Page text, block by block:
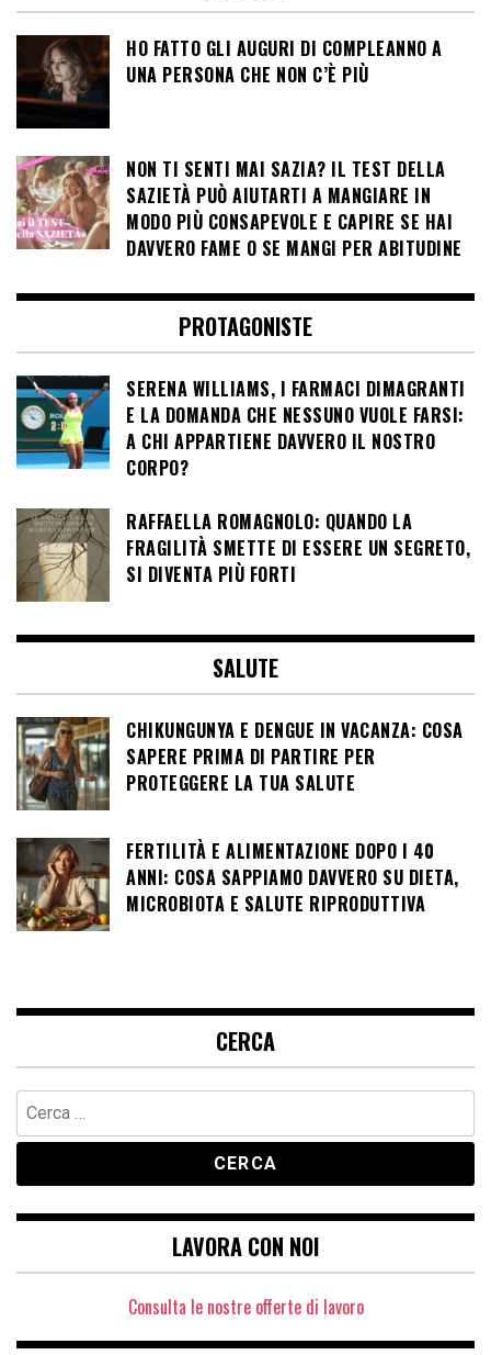
HO FATTO GLI AUGURI DI COMPLEANNO A
UNA PERSONA CHE NON C’È PIÙ
NON TI SENTI MAI SAZIA? IL TEST DELLA
SAZIETÀ PUÒ AIUTARTI A MANGIARE IN
MODO PIÙ CONSAPEVOLE E CAPIRE SE HAI
DAVVERO FAME O SE MANGI PER ABITUDINE
PROTAGONISTE
SERENA WILLIAMS, I FARMACI DIMAGRANTI
E LA DOMANDA CHE NESSUNO VUOLE FARSI:
A CHI APPARTIENE DAVVERO IL NOSTRO
CORPO?
RAFFAELLA ROMAGNOLO: QUANDO LA
FRAGILITÀ SMETTE DI ESSERE UN SEGRETO,
SI DIVENTA PIÙ FORTI
SALUTE
CHIKUNGUNYA E DENGUE IN VACANZA: COSA
SAPERE PRIMA DI PARTIRE PER
PROTEGGERE LA TUA SALUTE
FERTILITÀ E ALIMENTAZIONE DOPO I 40
ANNI: COSA SAPPIAMO DAVVERO SU DIETA,
MICROBIOTA E SALUTE RIPRODUTTIVA
CERCA
Ricerca
per:
LAVORA CON NOI
Consulta le nostre offerte di lavoro